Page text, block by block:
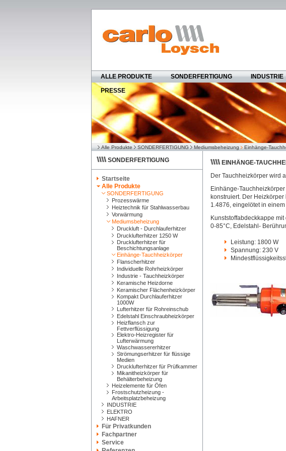
ALLE PRODUKTE SONDERFERTIGUNG INDUSTRIE
PRESSE
Alle Produkte SONDERFERTIGUNG Mediumsbeheizung Einhänge-
SONDERFERTIGUNG
Startseite
Alle Produkte
SONDERFERTIGUNG
Prozesswärme
Heiztechnik für Stahlwasserbau
Vorwärmung
Mediumsbeheizung
Druckluft - Durchlauferhitzer
Drucklufterhitzer 1250 W
Drucklufterhitzer für
Beschichtungsanlage
Einhänge-Tauchheizkörper
Flanscherhitzer
Individuelle Rohrheizkörper
Industrie - Tauchheizkörper
Keramische Heizdorne
Keramischer Flächenheizkörper
Kompakt Durchlauferhitzer
1000W
Lufterhitzer für Rohreinschub
Edelstahl Einschraubheizkörper
Heizflansch zur
Fettverflüssigung
Elektro-Heizregister für
Lufterwärmung
Waschwassererhitzer
Strömungserhitzer für flüssige
Medien
Drucklufterhitzer für Prüfkammer
Mikanitheizkörper für
Behälterbeheizung
Heizelemente für Öfen
Frostschutzheizung -
Arbeitsplatzbeheizung
INDUSTRIE
ELEKTRO
HAFNER
Für Privatkunden
Fachpartner
Service
EINHÄNGE-
Der Tauchheizkörper wird
Einhänge-
konstruiert. Der
1.4876, eingelötet in
Kunststoffabdeckkappe
0-85°C, Edelstahl-
Leistung: 1800 W
Spannung: 230 V